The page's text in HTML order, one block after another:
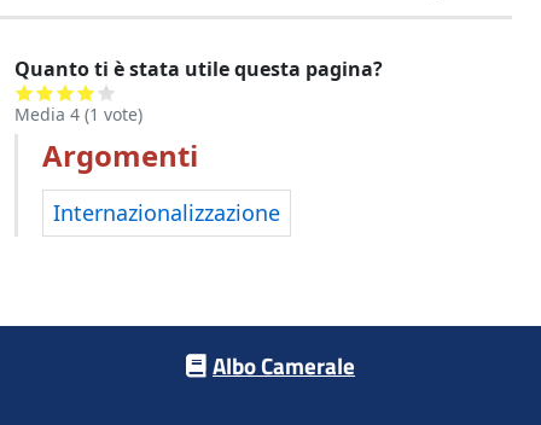
Quanto ti è stata utile questa pagina?
Media 4 (1 vote)
Argomenti
Internazionalizzazione
Albo Camerale